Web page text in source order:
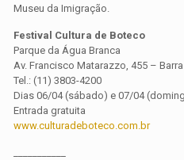
Museu da Imigração.
Festival Cultura de Boteco
Parque da Água Branca
Av. Francisco Matarazzo, 455 –
Tel.: (11) 3803-4200
Dias 06/04 (sábado) e 07/04
Entrada gratuita
www.culturadeboteco.com.br